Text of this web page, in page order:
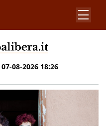
07-08-2026 18:26